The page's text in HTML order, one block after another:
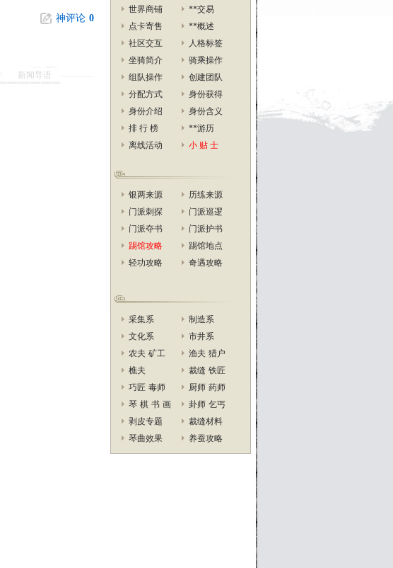
神评论 0
新闻导语
世界商铺
**交易
点卡寄售
**概述
社区交互
人格标签
坐骑简介
骑乘操作
组队操作
创建团队
分配方式
身份获得
身份介绍
身份含义
排 行 榜
**游历
离线活动
小 贴 士
银两来源
历练来源
门派刺探
门派巡逻
门派夺书
门派护书
踢馆攻略
踢馆地点
轻功攻略
奇遇攻略
采集系
制造系
文化系
市井系
农夫 矿工 渔夫 猎户
樵夫
裁缝 铁匠
巧匠 毒师 厨师 药师
琴 棋 书 画 卦师 乞丐
剥皮专题
裁缝材料
琴曲效果
养蚕攻略